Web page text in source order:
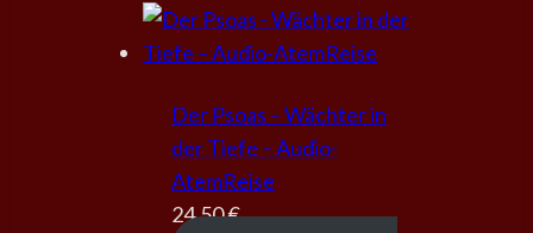
Der Psoas – Wächter in
der Tiefe – Audio-
AtemReise
24,50€